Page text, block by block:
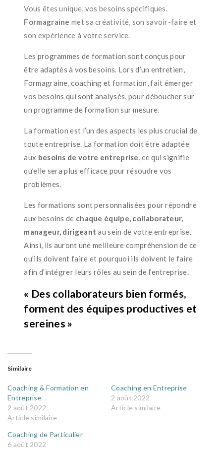
Vous êtes unique, vos besoins spécifiques.
Formagraine met sa créativité, son savoir-faire et
son expérience à votre service.
Les programmes de formation sont conçus pour
être adaptés à vos besoins. Lors d’un entretien,
Formagraine, coaching et formation, fait émerger
vos besoins qui sont analysés, pour déboucher sur
un programme de formation sur mesure.
La formation est l’un des aspects les plus crucial de
toute entreprise. La formation doit être adaptée
aux besoins de votre entreprise, ce qui signifie
qu’elle sera plus efficace pour résoudre vos
problèmes.
Les formations sont personnalisées pour répondre
aux besoins de chaque équipe, collaborateur,
manageur, dirigeant au sein de votre entreprise.
Ainsi, ils auront une meilleure compréhension de ce
qu’ils doivent faire et pourquoi ils doivent le faire
afin d’intégrer leurs rôles au sein de l’entreprise.
« Des collaborateurs bien formés,
forment des équipes productives et
sereines »
Similaire
Coaching & Formation en
Entreprise
2 août 2022
Article similaire
Coaching en Entreprise
2 août 2022
Article similaire
Coaching de Particulier
6 août 2022